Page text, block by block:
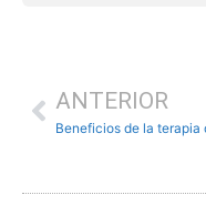
ANTERIOR
Beneficios de la terapia